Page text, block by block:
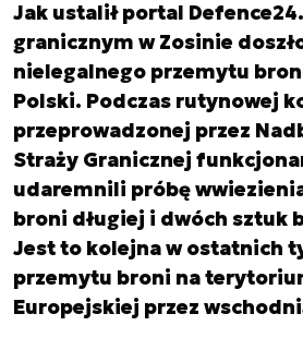
Jak ustalił portal
granicznym w Zosinie
nielegalnego przemytu
Polski. Podczas rutynowej
przeprowadzonej przez
Straży Granicznej
udaremnili próbę
broni długiej i dwóch sztuk
Jest to kolejna w ostatnich
przemytu broni na
Europejskiej przez